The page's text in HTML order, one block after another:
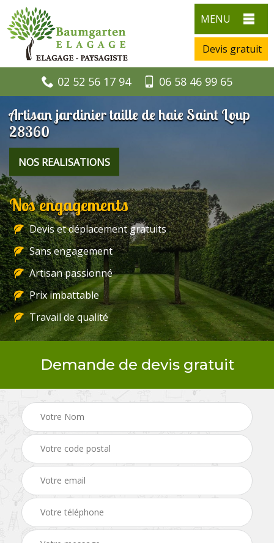
MENU
Devis gratuit
02 52 56 17 94 06 58 46 99 65
Artisan jardinier taille de haie Saint Loup
28360
NOS REALISATIONS
Nos engagements
Devis et déplacement gratuits
Sans engagement
Artisan passionné
Prix imbattable
Travail de qualité
Demande de devis gratuit